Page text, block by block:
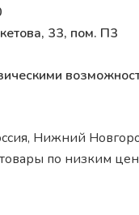
33, пом. П3
Нижний
по низким